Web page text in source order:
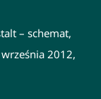
– schemat,
2012,